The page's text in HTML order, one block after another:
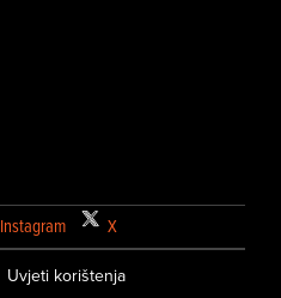
Instagram X
Uvjeti korištenja